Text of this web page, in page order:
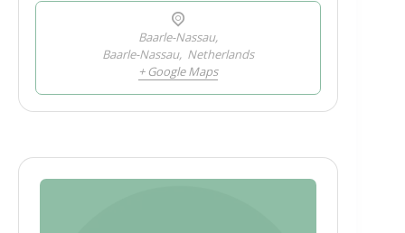
Baarle-Nassau,
Baarle-Nassau, Netherlands
+ Google Maps